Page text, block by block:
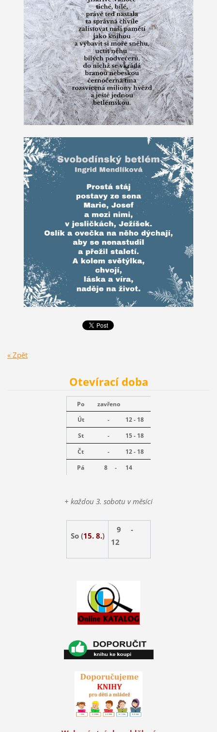
« Zpět
Otevírací doba
Po
zavřeno
Út
-
12 - 18
St
-
15 - 18
Čt
-
12 - 18
Pá
8 - 14
+ každou 3. sobotu v měsíci
So (15. 8.)
9 -
12